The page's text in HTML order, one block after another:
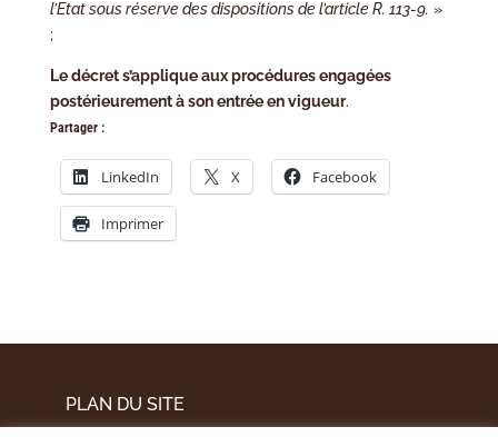
l’Etat sous réserve des dispositions de l’article R. 113-9. »
;
Le décret s’applique aux procédures engagées
postérieurement à son entrée en vigueur.
Partager :
LinkedIn X Facebook
Imprimer
PLAN DU SITE